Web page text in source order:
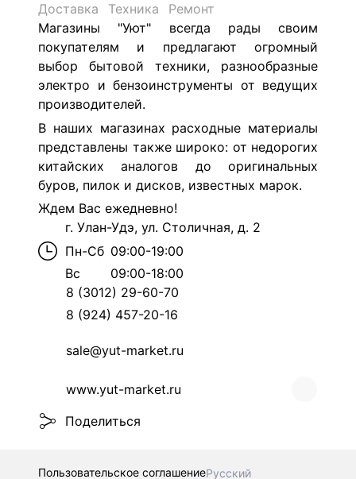
Доставка
Техника
Ремонт
Магазины "Уют" всегда рады своим
покупателям и предлагают огромный
выбор бытовой техники, разнообразные
электро и бензоинструменты от ведущих
производителей.
В наших магазинах расходные материалы
представлены также широко: от недорогих
китайских аналогов до оригинальных
буров, пилок и дисков, известных марок.
Ждем Вас ежедневно!
г. Улан-Удэ, ул. Столичная, д. 2
Пн-Сб 09:00-19:00
Вс
09:00-18:00
8 (3012) 29-60-70
8 (924) 457-20-16
sale@yut-market.ru
www.yut-market.ru
Поделиться
Пользовательское соглашениеРусский